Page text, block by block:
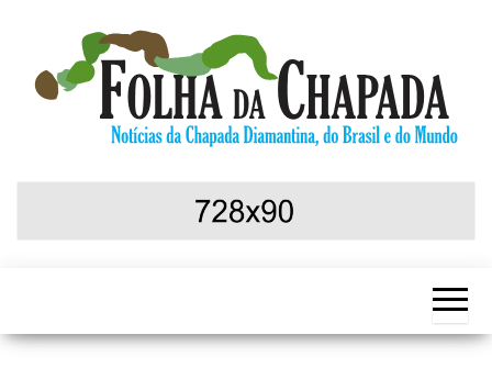
content
Folha da
Chapada
Notícias da
Chapada
Diamantina,
do Brasil e